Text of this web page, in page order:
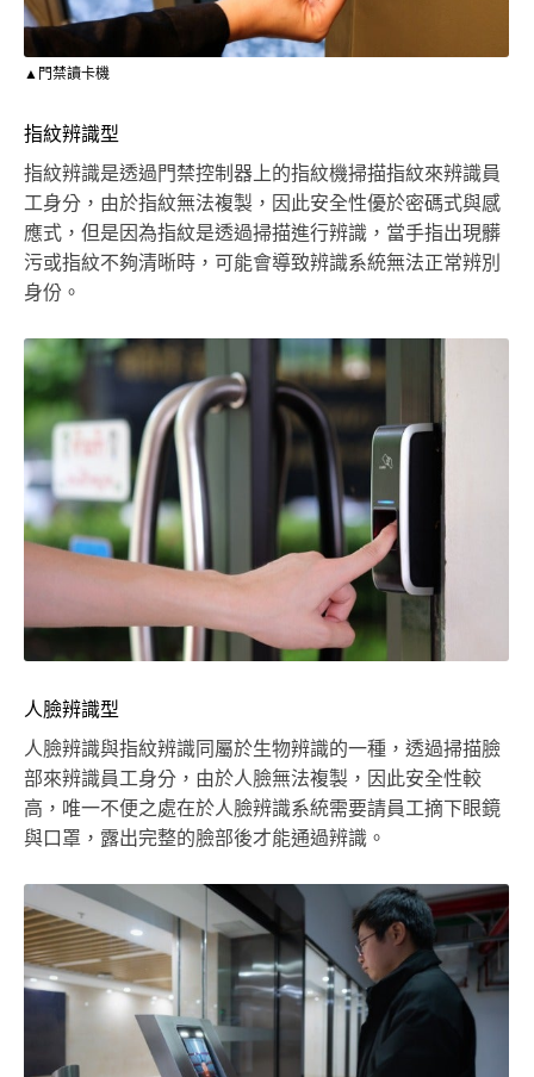
▲門禁讀卡機
指紋辨識型
指紋辨識是透過門禁控制器上的指紋機掃描指紋來辨識員
工身分，由於指紋無法複製，因此安全性優於密碼式與感
應式，但是因為指紋是透過掃描進行辨識，當手指出現髒
污或指紋不夠清晰時，可能會導致辨識系統無法正常辨別
身份。
人臉辨識型
人臉辨識與指紋辨識同屬於生物辨識的一種，透過掃描臉
部來辨識員工身分，由於人臉無法複製，因此安全性較
高，唯一不便之處在於人臉辨識系統需要請員工摘下眼鏡
與口罩，露出完整的臉部後才能通過辨識。